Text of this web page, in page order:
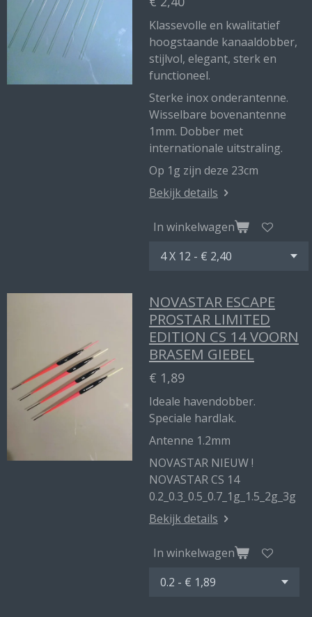
Klassevolle en kwalitatief
hoogstaande kanaaldobber,
stijlvol, elegant, sterk en
functioneel.
Sterke inox onderantenne.
Wisselbare bovenantenne
1mm. Dobber met
internationale uitstraling.
Op 1g zijn deze 23cm
Bekijk details
In winkelwagen
NOVASTAR ESCAPE
PROSTAR LIMITED
EDITION CS 14 VOORN
BRASEM GIEBEL
€ 1,89
Ideale havendobber.
Speciale hardlak.
Antenne 1.2mm
NOVASTAR NIEUW !
NOVASTAR CS 14
0.2_0.3_0.5_0.7_1g_1.5_2g_3g
Bekijk details
In winkelwagen